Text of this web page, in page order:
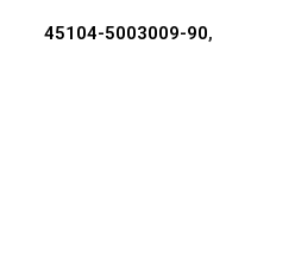
45104-5003009-90,